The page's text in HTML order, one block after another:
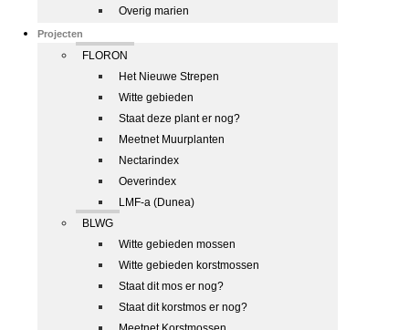
Overig marien
Projecten
FLORON
Het Nieuwe Strepen
Witte gebieden
Staat deze plant er nog?
Meetnet Muurplanten
Nectarindex
Oeverindex
LMF-a (Dunea)
BLWG
Witte gebieden mossen
Witte gebieden korstmossen
Staat dit mos er nog?
Staat dit korstmos er nog?